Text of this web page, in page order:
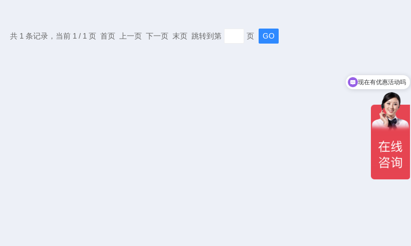
共 1 条记录，当前 1 / 1 页 首页 上一页 下一页 末页 跳转到第 页
现在有优惠活动吗